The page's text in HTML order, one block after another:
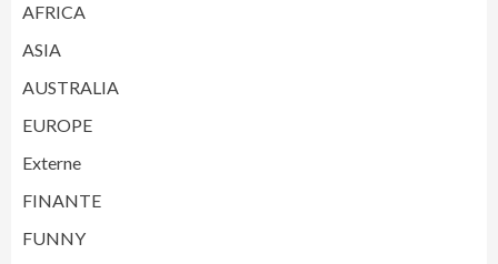
AFRICA
ASIA
AUSTRALIA
EUROPE
Externe
FINANTE
FUNNY